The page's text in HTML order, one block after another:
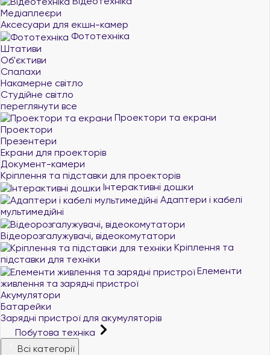
Медіаплеєри
Аксесуари для екшн-камер
Фототехніка
Штативи
Об'єктиви
Спалахи
Накамерне світло
Студійне світло
переглянути все
Проектори та екрани
Проектори
Презентери
Екрани для проекторів
Документ-камери
Кріплення та підставки для проекторів
Інтерактивні дошки
Адаптери і кабелі
мультимедійні
Відеорозгалужувачі, відеокомутатори
Кріплення та
підставки для техніки
Елементи
живлення та зарядні пристрої
Акумулятори
Батарейки
Зарядні пристрої для акумуляторів
Побутова техніка
Всі категорії